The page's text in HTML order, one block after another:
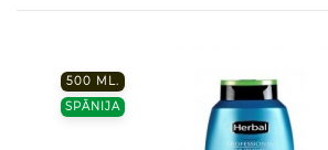
500 ML.
SPĀNIJA